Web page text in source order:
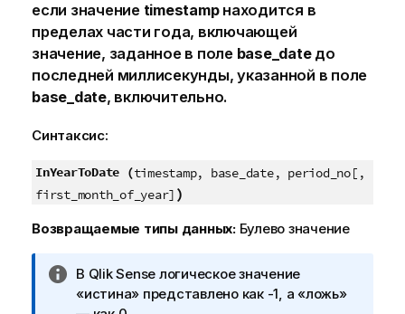
если значение timestampнаходится в
пределах части года, включающей
значение, заданное в поле base_dateдо
последней миллисекунды, указанной в поле
base_date, включительно.
Синтаксис:
InYearToDate (timestamp, base_date, period_no[,
first_month_of_year] )
Возвращаемые типы данных: Булево значение
П
р
В Qlik Sense логическое значение
«истина» представлено как -1, а «ложь»